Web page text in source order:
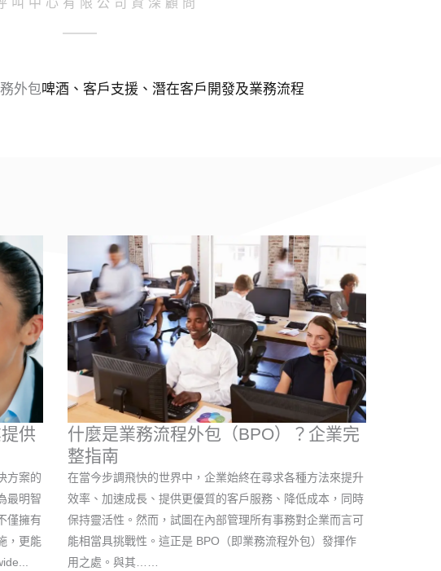
叫中心有限公司資深顧問
外包啤酒、客戶支援、潛在客戶開發及業務流程
供
方案的
最明智
僅擁有
，更能
什麼是業務流程外包（BPO）？企業完
整指南
在當今步調飛快的世界中，企業始終在尋求各種方法來提升
效率、加速成長、提供更優質的客戶服務、降低成本，同時
保持靈活性。然而，試圖在內部管理所有事務對企業而言可
能相當具挑戰性。這正是 BPO（即業務流程外包）發揮作
用之處。與其……